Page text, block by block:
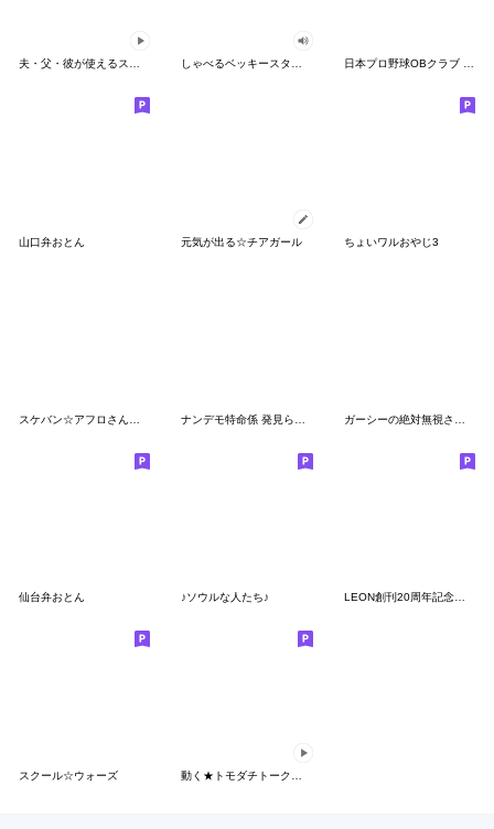
夫・父・彼が使えるスタンプ～夏編～ しゃべるベッキースタンプ 日本プロ野球OBクラブ 公式スタンプ 第一弾
山口弁おとん 元気が出る☆チアガール ちょいワルおやじ3
仙台弁おとん ♪ソウルな人たち♪ LEON創刊20周年記念スタンプ
スクール☆ウォーズ